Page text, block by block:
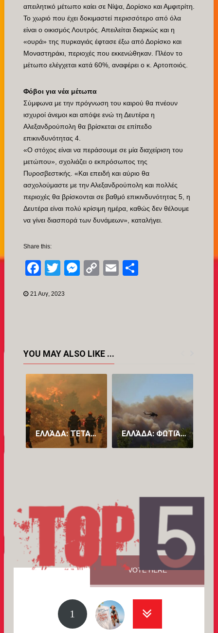
απειλητικό μέτωπο καίει σε Νίψα, Δορίσκο και Αμφιτρίτη.
Το χωριό που έχει δοκιμαστεί περισσότερο από όλα
είναι ο οικισμός Λουτρός. Απειλείται διαρκώς και η
«ουρά» της πυρκαγιάς έφτασε έξω από Δορίσκο και
Μοναστηράκι, περιοχές που εκκενώθηκαν. Πλέον το
μέτωπο ελέγχεται κατά 60%, αναφέρει ο κ. Αρτοποιός.
Φόβοι για νέα μέτωπα
Σύμφωνα με την πρόγνωση του καιρού θα πνέουν
ισχυροί άνεμοι και απόψε ενώ τη Δευτέρα η
Αλεξανδρούπολη θα βρίσκεται σε επίπεδο
επικινδυνότητας 4.
«Ο στόχος είναι να περάσουμε σε μία διαχείριση του
μετώπου», σχολιάζει ο εκπρόσωπος της
Πυροσβεστικής. «Και επειδή και αύριο θα
ασχολούμαστε με την Αλεξανδρούπολη και πολλές
περιοχές θα βρίσκονται σε βαθμό επικινδυνότητας 5, η
Δευτέρα είναι πολύ κρίσιμη ημέρα, καθώς δεν θέλουμε
να γίνει διασπορά των δυνάμεων», καταλήγει.
Share this:
Facebook
TwitterMessenger
CopyEmail
21 Αυγ, 2023
YOU MAY ALSO LIKE ...
ΕΛΛΆΔΑ: ΤΈΤΑΡΤΗ ΝΎΧΤΑ ΜΆΧΗΣ ΜΕ ΤΙΣ ΦΛΌΓΕΣ ΣΤΑ ΜΈΤΩΠΑ ΤΗΣ ΑΤΤΙΚΉΣ ΚΑΙ ΤΗΣ ΒΟΙΩΤΊΑΣ (PICS) ΕΛΛΆΔΑ: ΦΩΤΙΆ ΣΕ ΔΥΤΙΚΉ ΑΤΤΙΚΉ ΚΑΙ ΒΟΙΩΤΊΑ – ΠΑΊΡΝΕΙ ΧΑΡΑΚΤΗΡΙΣΤΙΚΆ «MEGA FIRE» – ΠΡΟΣ ΜΆΝΔΡΑ ΤΟ ΜΈΤΩΠΟ
VOTE HERE
1